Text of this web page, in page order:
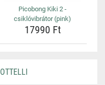
Picobong Kiki 2 -
csiklóvibrátor (pink)
17990 Ft